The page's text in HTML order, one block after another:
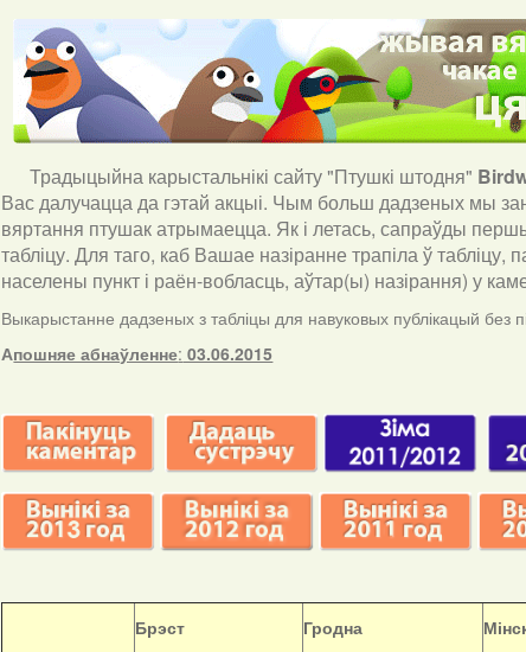
Традыцыйна карыстальнікі сайту "Птушкі штодня"
Вас далучацца да гэтай акцыі. Чым больш дадзеных мы
вяртання птушак атрымаецца. Як і летась, сапраўды
табліцу. Для таго, каб Вашае назіранне трапіла ў
населены пункт і раён-вобласць, аўтар(ы) назірання) у
Выкарыстанне дадзеных з табліцы для навуковых публікацый без
Апошняе абнаўленне: 03.06.2015
Брэст
Гродна